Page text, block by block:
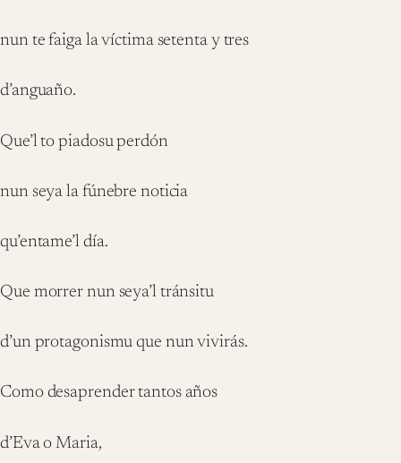
nun te faiga la víctima setenta y tres
d’anguaño.
Que’l to piadosu perdón
nun seya la fúnebre noticia
qu’entame’l día.
Que morrer nun seya’l tránsitu
d’un protagonismu que nun vivirás.
Como desaprender tantos años
d’Eva o Maria,